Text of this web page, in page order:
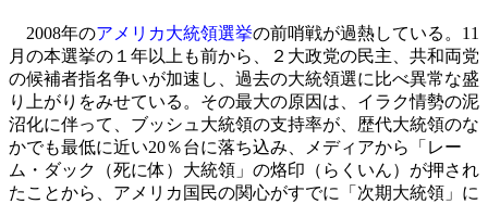
2008年のアメリカ大統領選挙の前哨戦が過熱している。11
月の本選挙の１年以上も前から、２大政党の民主、共和両党
の候補者指名争いが加速し、過去の大統領選に比べ異常な盛
り上がりをみせている。その最大の原因は、イラク情勢の泥
沼化に伴って、ブッシュ大統領の支持率が、歴代大統領のな
かでも最低に近い20％台に落ち込み、メディアから「レー
ム・ダック（死に体）大統領」の烙印（らくいん）が押され
たことから、アメリカ国民の関心がすでに「次期大統領」に